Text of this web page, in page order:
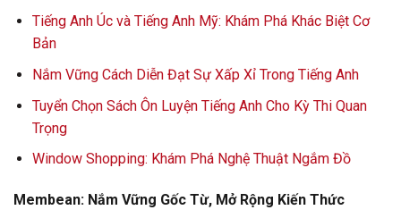
Tiếng Anh Úc và Tiếng Anh Mỹ: Khám Phá Khác Biệt Cơ
Bản
Nắm Vững Cách Diễn Đạt Sự Xấp Xỉ Trong Tiếng Anh
Tuyển Chọn Sách Ôn Luyện Tiếng Anh Cho Kỳ Thi Quan
Trọng
Window Shopping: Khám Phá Nghệ Thuật Ngắm Đồ
Membean: Nắm Vững Gốc Từ, Mở Rộng Kiến Thức